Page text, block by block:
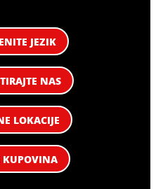
JEZIK
NAS
LOKACIJE